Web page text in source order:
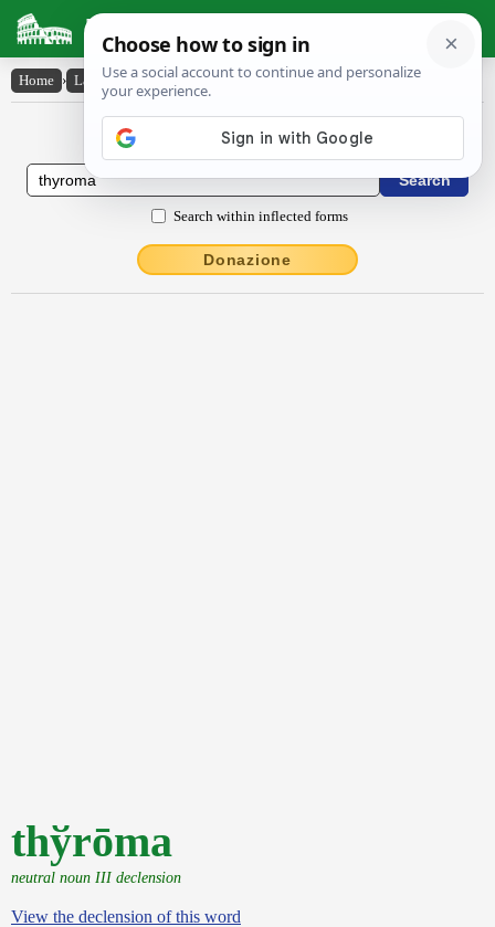
Latin Dictionary
Home › Latin-English › thy̆rōma
Latin to English Dictionary
Search within inflected forms
Donazione
thўrōma
neutral noun III declension
View the declension of this word